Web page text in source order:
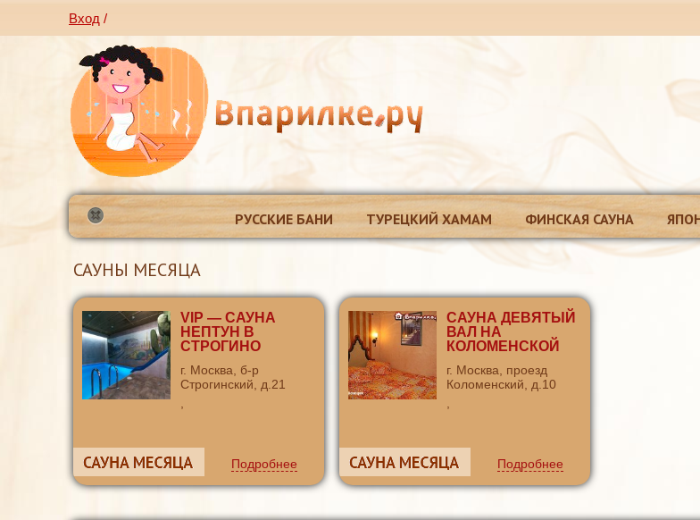
Вход /
РУССКИЕ БАНИ ТУРЕЦКИЙ ХАМАМ ФИНСКАЯ САУНА
САУНЫ МЕСЯЦА
VIP — САУНА
НЕПТУН В
СТРОГИНО
г. Москва, б-р
Строгинский, д.21
Подробнее
САУНА ДЕВЯТЫЙ
ВАЛ НА
КОЛОМЕНСКОЙ
г. Москва, проезд
Коломенский, д.10
Подробнее